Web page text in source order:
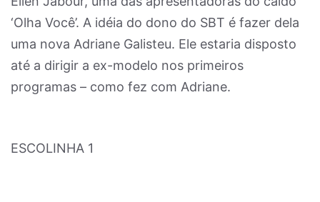
‘Olha Você’. A idéia do dono do SBT é fazer dela
uma nova Adriane Galisteu. Ele estaria disposto
até a dirigir a ex-modelo nos primeiros
programas – como fez com Adriane.
ESCOLINHA 1